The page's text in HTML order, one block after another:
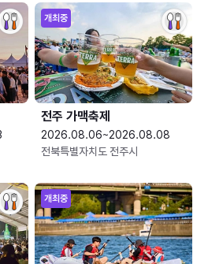
개최중
전주 가맥축제
2026.08.06~2026.08.08
전북특별자치도 전주시
개최중